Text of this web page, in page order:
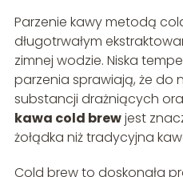
Parzenie kawy metodą
długotrwałym
zimnej wodzie. Niska
parzenia sprawiają, że do
substancji drażniących
kawa cold brewjest
żołądka niż tradycyjna
Cold brew to doskonała